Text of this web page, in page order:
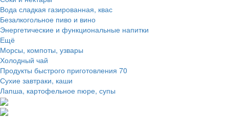
Вода сладкая газированная, квас
Безалкогольное пиво и вино
Энергетические и функциональные напитки
Ещё
Морсы, компоты, узвары
Холодный чай
Продукты быстрого приготовления 70
Сухие завтраки, каши
Лапша, картофельное пюре, супы